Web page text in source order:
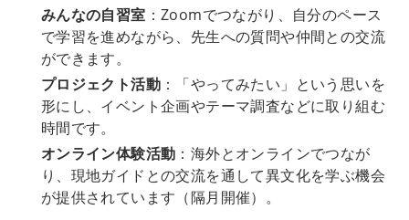
みんなの自習室 ：Zoomでつながり、自分のペース
で学習を進めながら、先生への質問や仲間との交流
ができます。
プロジェクト活動：「やってみたい」という思いを
形にし、イベント企画やテーマ調査などに取り組む
時間です。
オンライン体験活動 ：海外とオンラインでつなが
り、現地ガイドとの交流を通して異文化を学ぶ機会
が提供されています（隔月開催）。